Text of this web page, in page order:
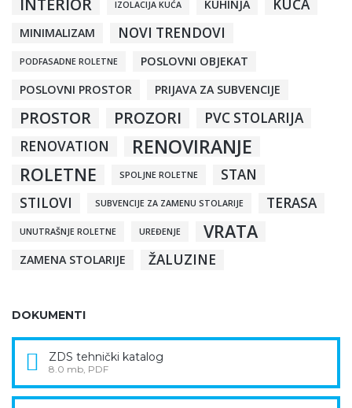
INTERIOR IZOLACIJA KUĆA KUHINJA KUĆA
MINIMALIZAM NOVI TRENDOVI
PODFASADNE ROLETNE
POSLOVNI OBJEKAT
POSLOVNI PROSTOR
PRIJAVA ZA SUBVENCIJE
PROSTOR PROZORI
PVC STOLARIJA
RENOVATION
RENOVIRANJE
ROLETNE SPOLJNE ROLETNE
STAN
STILOVI
SUBVENCIJE ZA ZAMENU STOLARIJE TERASA
UNUTRAŠNJE ROLETNE UREĐENJE VRATA
ZAMENA STOLARIJE ŽALUZINE
DOKUMENTI
ZDS tehnički katalog
8.0 mb, PDF